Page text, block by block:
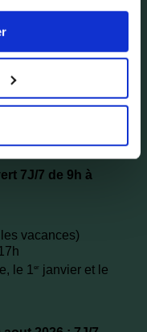
via l'onglet
modifier votre
» en bas des
7J/7 de 9h à
vacances)
le 1 er
janvier et le